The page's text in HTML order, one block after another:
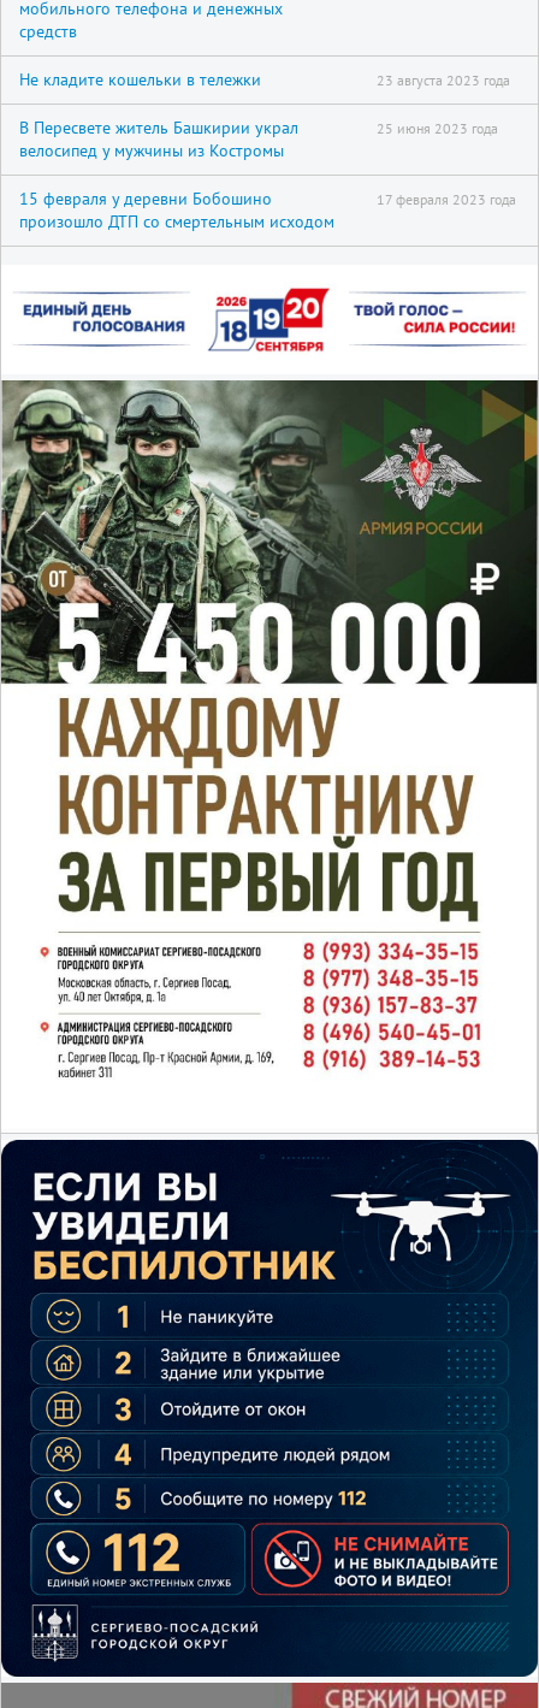
мобильного телефона и денежных
средств
Не кладите кошельки в тележки 23 августа 2023 года
В Пересвете житель Башкирии украл
велосипед у мужчины из Костромы
25 июня 2023 года
15 февраля у деревни Бобошино
произошло ДТП со смертельным исходом
17 февраля 2023 года